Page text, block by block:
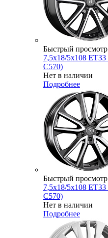
Быстрый просмотр
7,5x18/5x108
C570)
Нет в наличии
Подробнее
Быстрый просмотр
7,5x18/5x108
C570)
Нет в наличии
Подробнее